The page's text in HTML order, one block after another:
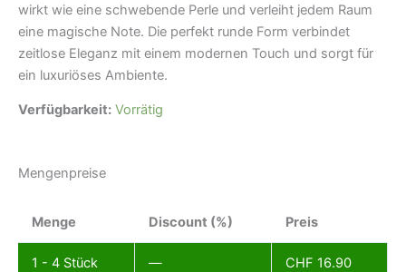
wirkt wie eine schwebende Perle und verleiht jedem Raum
eine magische Note. Die perfekt runde Form verbindet
zeitlose Eleganz mit einem modernen Touch und sorgt für
ein luxuriöses Ambiente.
Verfügbarkeit: Vorrätig
Mengenpreise
Menge Discount (%) Preis
1 - 4 Stück — CHF 16.90